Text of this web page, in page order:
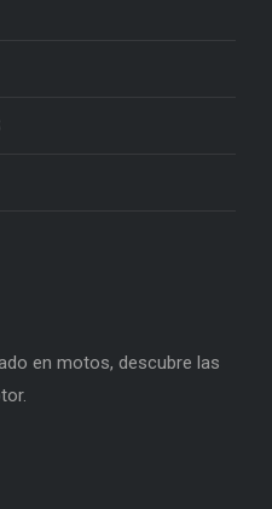
en motos, descubre las